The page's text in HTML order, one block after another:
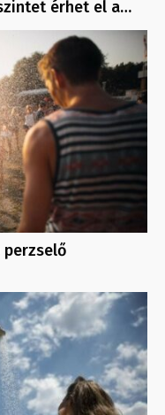
érhet el a…
perzselő